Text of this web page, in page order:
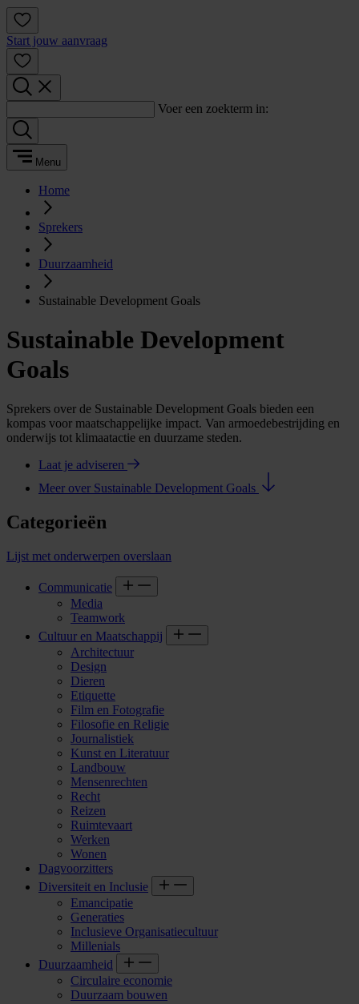
Start jouw aanvraag
Voer een zoekterm in:
Menu
Home
Sprekers
Duurzaamheid
Sustainable Development Goals
Sustainable Development
Goals
Sprekers over de Sustainable Development Goals bieden een
kompas voor maatschappelijke impact. Van armoedebestrijding en
onderwijs tot klimaatactie en duurzame steden.
Laat je adviseren
Meer over Sustainable Development Goals
Categorieën
Lijst met onderwerpen overslaan
Communicatie
Media
Teamwork
Cultuur en Maatschappij
Architectuur
Design
Dieren
Etiquette
Film en Fotografie
Filosofie en Religie
Journalistiek
Kunst en Literatuur
Landbouw
Mensenrechten
Recht
Reizen
Ruimtevaart
Werken
Wonen
Dagvoorzitters
Diversiteit en Inclusie
Emancipatie
Generaties
Inclusieve Organisatiecultuur
Millenials
Duurzaamheid
Circulaire economie
Duurzaam bouwen